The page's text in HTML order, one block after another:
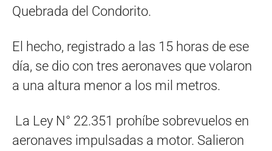
Quebrada del Condorito.
El hecho, registrado a las 15 horas de ese
día, se dio con tres aeronaves que volaron
a una altura menor a los mil metros.
La Ley N° 22.351 prohíbe sobrevuelos en
aeronaves impulsadas a motor. Salieron